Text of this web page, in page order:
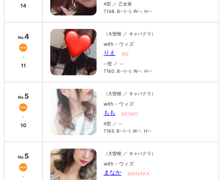
14
A型 ／ 乙女座
T148. B--(--). W--. H--
No.4
-
11
（大曽根 ／ キャバクラ）
with - ウィズ
りえ RIE
--型 ／ --
T160. B--(--). W--. H--
No.5
-
10
（大曽根 ／ キャバクラ）
with - ウィズ
もも MOMO
A型 ／ --
T165. B--(--). W--. H--
No.5
-
（大曽根 ／ キャバクラ）
with - ウィズ
まなか MANAKA